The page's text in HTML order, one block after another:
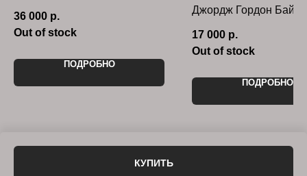
КУПИТЬ
томах(комплект)
36 000 р.
Out of stock
ПОДРОБНО
Джордж Гордон
томах(комплект)
17 000 р.
Out of stock
ПОДРОБНО
Tilda